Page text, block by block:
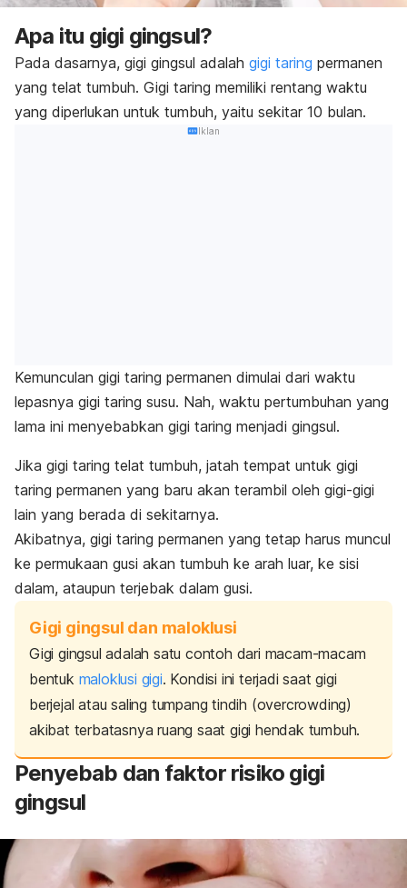
Apa itu gigi gingsul?
Pada dasarnya, gigi gingsul adalah gigi taring permanen
yang telat tumbuh. Gigi taring memiliki rentang waktu
yang diperlukan untuk tumbuh, yaitu sekitar 10 bulan.
Iklan
Kemunculan gigi taring permanen dimulai dari waktu
lepasnya gigi taring susu. Nah, waktu pertumbuhan yang
lama ini menyebabkan gigi taring menjadi gingsul.
Jika gigi taring telat tumbuh, jatah tempat untuk gigi
taring permanen yang baru akan terambil oleh gigi-gigi
lain yang berada di sekitarnya.
Akibatnya, gigi taring permanen yang tetap harus muncul
ke permukaan gusi akan tumbuh ke arah luar, ke sisi
dalam, ataupun terjebak dalam gusi.
Gigi gingsul dan maloklusi
Gigi gingsul adalah satu contoh dari macam-macam
bentuk maloklusi gigi. Kondisi ini terjadi saat gigi
berjejal atau saling tumpang tindih (overcrowding)
akibat terbatasnya ruang saat gigi hendak tumbuh.
Penyebab dan faktor risiko gigi
gingsul